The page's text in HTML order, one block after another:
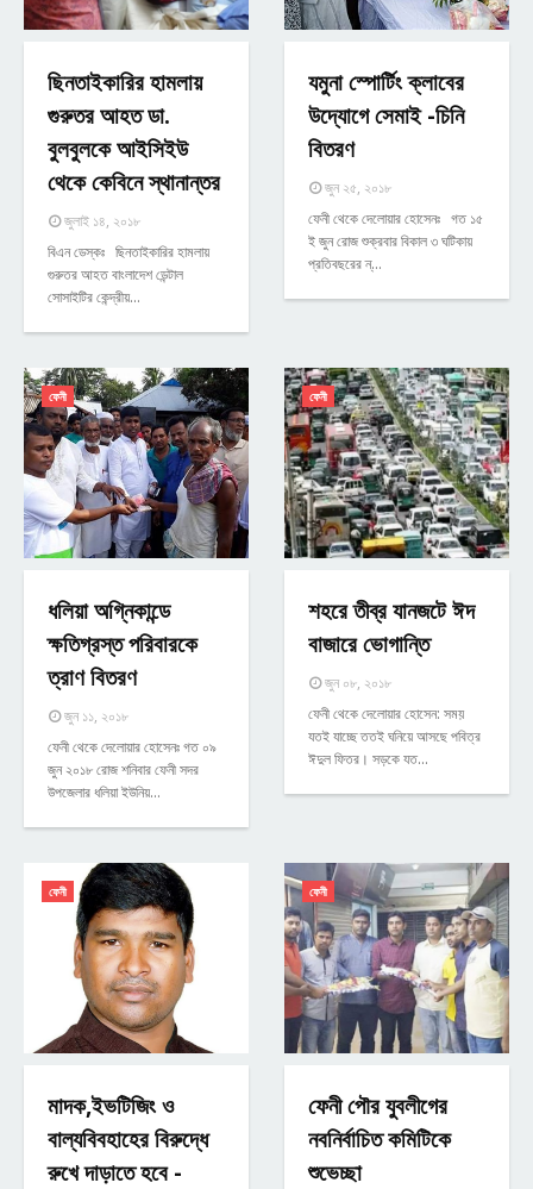
ছিনতাইকারির হামলায়
গুরুতর আহত ডা.
বুলবুলকে আইসিইউ
থেকে কেবিনে স্থানান্তর
জুলাই ১৪, ২০১৮
বিএন ডেস্কঃ ছিনতাইকারির হামলায়
গুরুতর আহত বাংলাদেশ ডেন্টাল
সোসাইটির কেন্দ্রীয়…
যমুনা স্পাের্টিং ক্লাবের
উদ্যোগে সেমাই -চিনি
বিতরণ
জুন ২৫, ২০১৮
ফেনী থেকে দেলোয়ার হোসেনঃ গত ১৫
ই জুন রোজ শুক্রবার বিকাল ৩ ঘটিকায়
প্রতিবছরের ন্…
ফেনী
ধলিয়া অগ্নিকান্ডে
ক্ষতিগ্রস্ত পরিবারকে
ত্রাণ বিতরণ
জুন ১১, ২০১৮
ফেনী থেকে দেলোয়ার হোসেনঃ গত ০৯
জুন ২০১৮ রোজ শনিবার ফেনী সদর
উপজেলার ধলিয়া ইউনিয়…
ফেনী
শহরে তীব্র যানজটে ঈদ
বাজারে ভোগান্তি
জুন ০৮, ২০১৮
ফেনী থেকে দেলোয়ার হোসেন: সময়
যতই যাচ্ছে ততই ঘনিয়ে আসছে পবিত্র
ঈদুল ফিতর। সড়কে যত…
ফেনী
মাদক,ইভটিজিং ও
বাল্যবিবহাহের বিরুদ্ধে
রুখে দাড়াতে হবে -
ফেনী
ফেনী পৌর যুবলীগের
নবনির্বাচিত কমিটিকে
শুভেচ্ছা